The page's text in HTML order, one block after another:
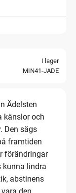
I lager
MIN41-JADE
Ädelsten
känslor och
Den sägs
framtiden
förändringar
kunna lindra
abstinens